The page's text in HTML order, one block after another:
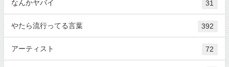
なんかヤバイ 31
やたら流行ってる言葉 392
アーティスト 72